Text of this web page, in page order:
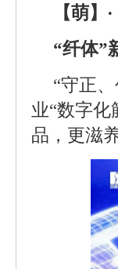
【萌】
“纤体”
“守正
业“数字化
品，更滋